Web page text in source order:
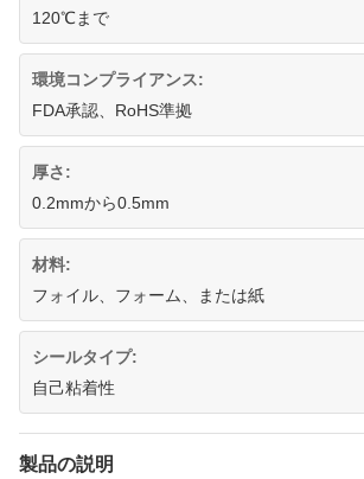
120℃まで
環境コンプライアンス:
FDA承認、RoHS準拠
厚さ:
0.2mmから0.5mm
材料:
フォイル、フォーム、または紙
シールタイプ:
自己粘着性
製品の説明